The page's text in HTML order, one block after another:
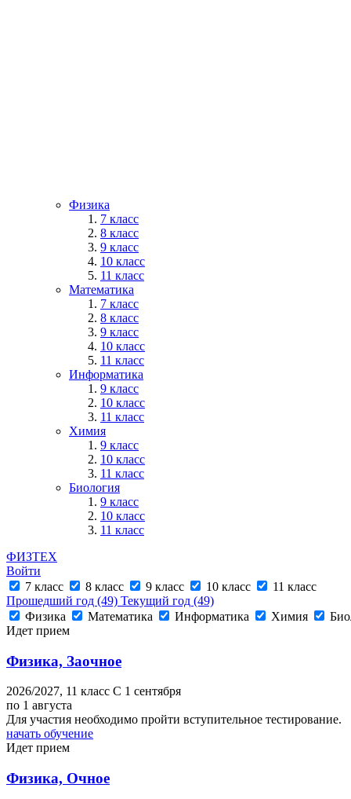
Физика
7 класс
8 класс
9 класс
10 класс
11 класс
Математика
7 класс
8 класс
9 класс
10 класс
11 класс
Информатика
9 класс
10 класс
11 класс
Химия
9 класс
10 класс
11 класс
Биология
9 класс
10 класс
11 класс
ФИЗТЕХ
Войти
7 класс
8 класс 9 класс 10 класс
11 класс
Прошедший год (49) Текущий год (49)
Физика
Математика Информатика Химия
Идет прием
Физика, Заочное
2026/2027, 11 класс C 1 сентября
по 1 августа
Для участия необходимо пройти вступительное тестирование.
начать обучение
Идет прием
Физика, Очное